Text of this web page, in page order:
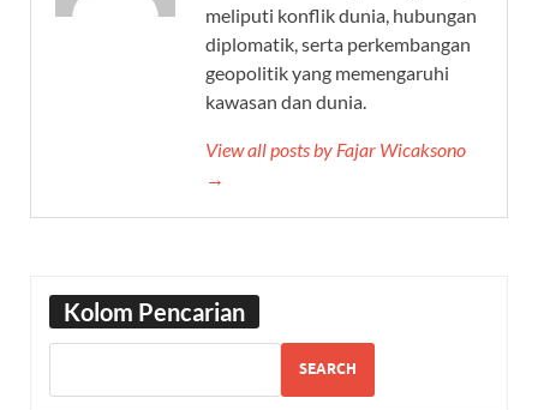
meliputi konflik dunia, hubungan
diplomatik, serta perkembangan
geopolitik yang memengaruhi
kawasan dan dunia.
View all posts by Fajar Wicaksono
→
Kolom Pencarian
SEARCH